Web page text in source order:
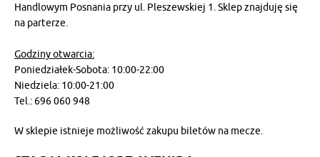
Handlowym Posnania przy ul. Pleszewskiej 1. Sklep znajduję się
na parterze.
Godziny otwarcia:
Poniedziałek-Sobota: 10:00-22:00
Niedziela: 10:00-21:00
Tel.: 696 060 948
W sklepie istnieje możliwość zakupu biletów na mecze.